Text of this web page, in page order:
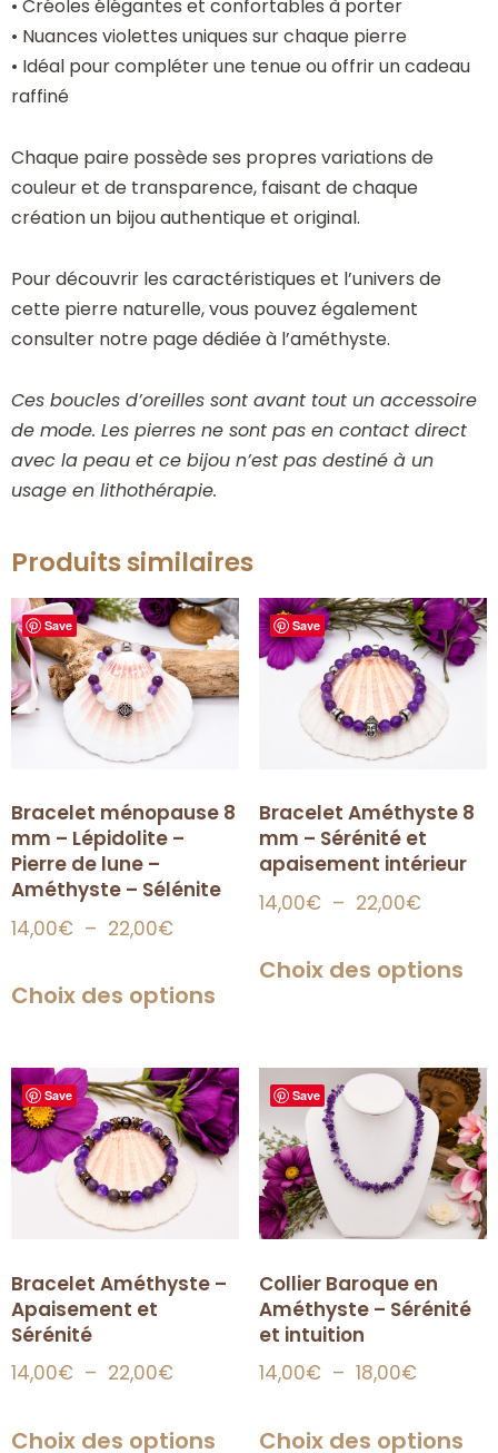
• Créoles élégantes et confortables à porter
• Nuances violettes uniques sur chaque pierre
• Idéal pour compléter une tenue ou offrir un cadeau
raffiné
Chaque paire possède ses propres variations de
couleur et de transparence, faisant de chaque
création un bijou authentique et original.
Pour découvrir les caractéristiques et l’univers de
cette pierre naturelle, vous pouvez également
consulter notre page dédiée à l’améthyste.
Ces boucles d’oreilles sont avant tout un accessoire
de mode. Les pierres ne sont pas en contact direct
avec la peau et ce bijou n’est pas destiné à un
usage en lithothérapie.
Produits similaires
Save
Bracelet ménopause 8
mm – Lépidolite –
Pierre de lune –
Améthyste – Sélénite
14,00€ – 22,00€
Choix des options
Save
Bracelet Améthyste 8
mm – Sérénité et
apaisement intérieur
14,00€ – 22,00€
Choix des options
Save
Bracelet Améthyste –
Apaisement et
Sérénité
14,00€ – 22,00€
Choix des options
Save
Collier Baroque en
Améthyste – Sérénité
et intuition
14,00€ – 18,00€
Choix des options